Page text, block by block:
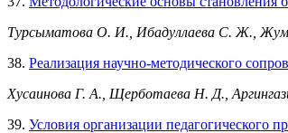
Турсыматова О. И., Ибадуллаева С. Ж.,
38. Реализация научно-методического
Хусаинова Г. А., Щерботаева Н. Д.,
39. Условия организации педагогического